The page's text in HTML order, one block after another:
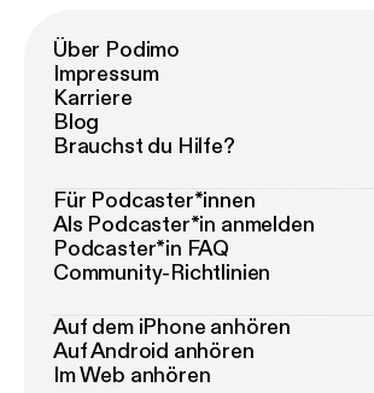
Über Podimo
Impressum
Karriere
Blog
Brauchst du Hilfe?
Für Podcaster*innen
Als Podcaster*in anmelden
Podcaster*in FAQ
Community-Richtlinien
Auf dem iPhone anhören
Auf Android anhören
Im Web anhören